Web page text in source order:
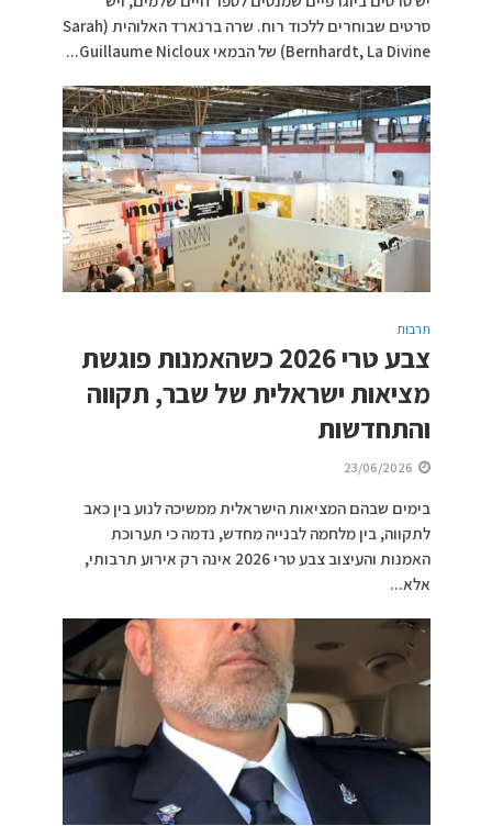
סרטים שבוחרים ללכוד רוח. שרה ברנארד האלוהית (Sarah
Bernhardt, La Divine) של הבמאי Guillaume Nicloux...
תרבות
צבע טרי 2026 כשהאמנות פוגשת
מציאות ישראלית של שבר, תקווה
והתחדשות
23/06/2026
בימים שבהם המציאות הישראלית ממשיכה לנוע בין כאב
לתקווה, בין מלחמה לבנייה מחדש, נדמה כי תערוכת
האמנות והעיצוב צבע טרי 2026 אינה רק אירוע תרבותי,
אלא...